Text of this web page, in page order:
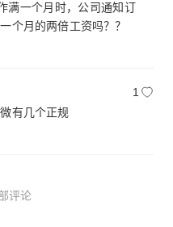
满一个月时，公司通知订
个月的两倍工资吗？？
1
有几个正规
评论